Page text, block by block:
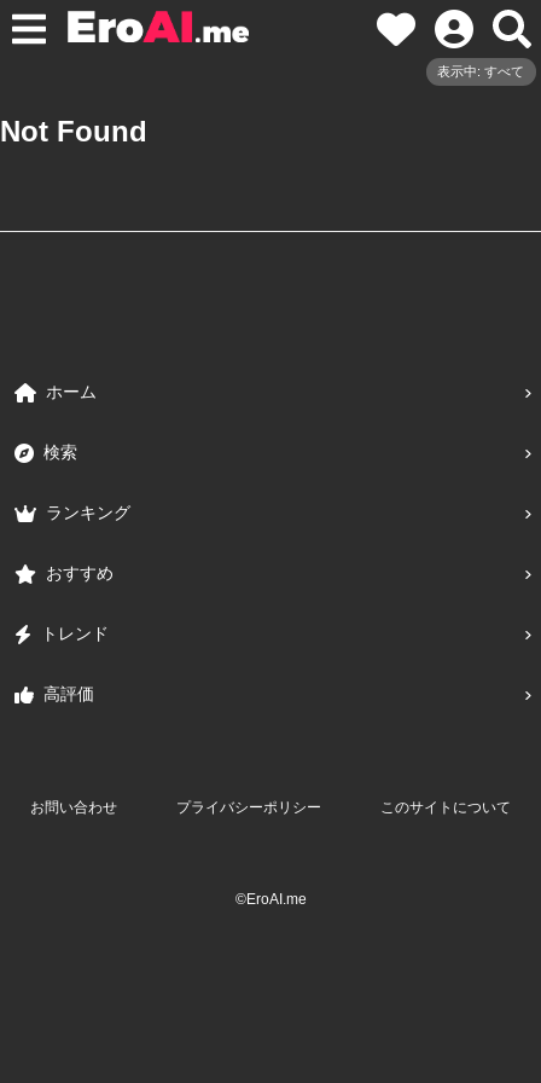
表示中: すべて
Not Found
ホーム
検索
ランキング
おすすめ
トレンド
高評価
お問い合わせ プライバシーポリシー このサイトについて
©EroAI.me